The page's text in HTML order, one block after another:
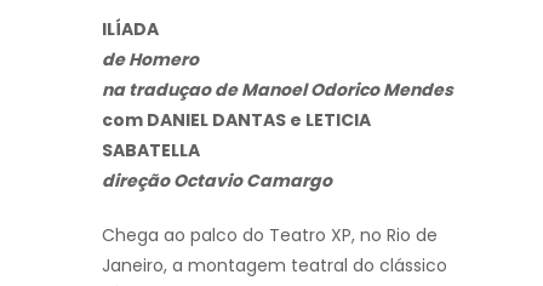
ILÍADA
de Homero
na traduçao de Manoel Odorico Mendes
com DANIEL DANTAS e LETICIA
SABATELLA
direção Octavio Camargo
Chega ao palco do Teatro XP, no Rio de
Janeiro, a montagem teatral do clássico